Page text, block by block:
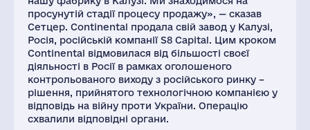
просунутій стадії процесу продажу», — сказав
Сетцер. Continental продала свій завод у Калузі,
Росія, російській компанії S8 Capital. Цим кроком
Continental відмовилася від більшості своєї
діяльності в Росії в рамках оголошеного
контрольованого виходу з російського ринку –
рішення, прийнятого технологічною компанією у
відповідь на війну проти України. Операцію
схвалили відповідні органи.